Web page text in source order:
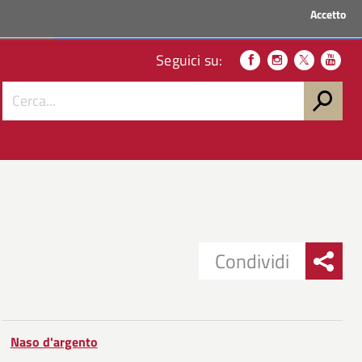
Accetto
Seguici su:
Condividi
Naso d'argento